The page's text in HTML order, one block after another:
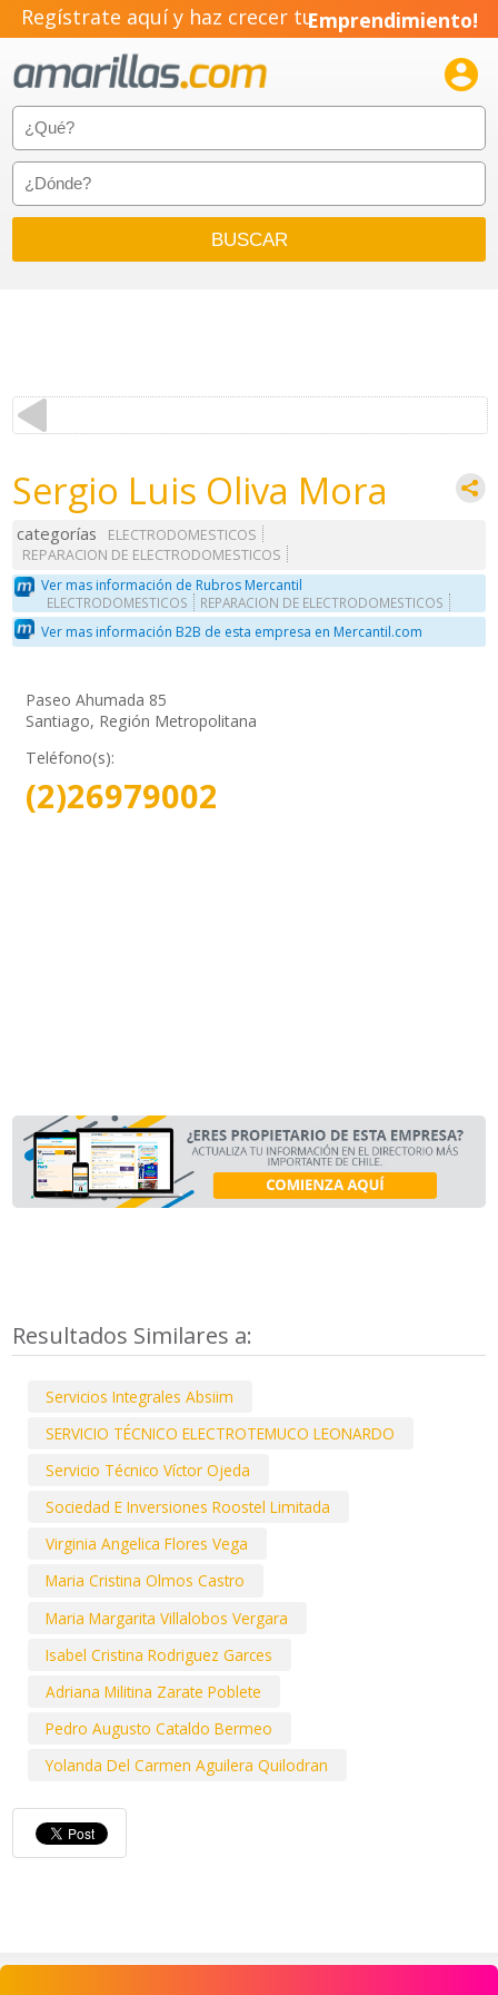
Regístrate aquí y haz crecer tuEmprendimiento!

Sergio Luis Oliva Mora
categorías
ELECTRODOMESTICOS
REPARACION DE ELECTRODOMESTICOS
Ver mas información de Rubros Mercantil
ELECTRODOMESTICOS REPARACION DE ELECTRODOMESTICOS
Ver mas información B2B de esta empresa en Mercantil.com
Paseo Ahumada 85
Santiago, Región Metropolitana
Teléfono(s):
(2)26979002
Resultados Similares a:
Servicios Integrales Absiim
SERVICIO TÉCNICO ELECTROTEMUCO LEONARDO
Servicio Técnico Víctor Ojeda
Sociedad E Inversiones Roostel Limitada
Virginia Angelica Flores Vega
Maria Cristina Olmos Castro
Maria Margarita Villalobos Vergara
Isabel Cristina Rodriguez Garces
Adriana Militina Zarate Poblete
Pedro Augusto Cataldo Bermeo
Yolanda Del Carmen Aguilera Quilodran